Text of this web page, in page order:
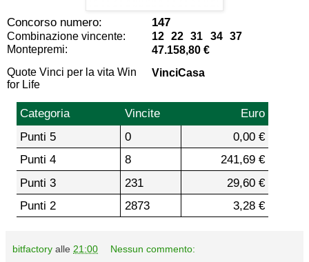
Concorso numero: 147
Combinazione vincente:
12 22 31 34 37
Montepremi:
47.158,80 €
Quote Vinci per la vita Win
for Life
VinciCasa
Categoria Vincite
Euro
Punti 5
0
0,00 €
Punti 4
8
241,69 €
Punti 3
231
29,60 €
Punti 2
2873 3,28 €
bitfactory alle 21:00 Nessun commento: